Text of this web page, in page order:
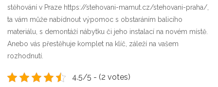
stěhování v Praze https://stehovani-mamut.cz/stehovani-praha/,
ta vám může nabídnout výpomoc s obstaráním balicího
materiálu, s demontáží nábytku či jeho instalací na novém místě.
Anebo vás přestěhuje komplet na klíč, záleží na vašem
rozhodnutí.
4.5/5 - (2 votes)